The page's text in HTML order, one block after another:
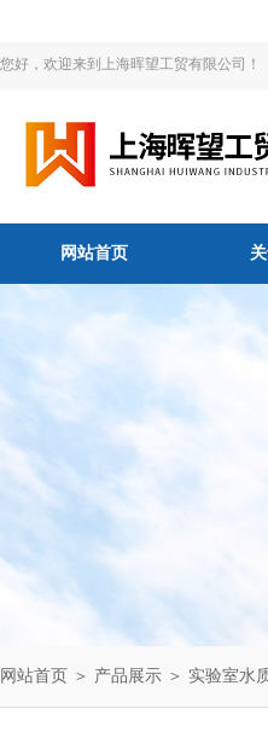
您好，欢迎来到上海晖望工贸有限公司！
网站首页
网站首页 ＞ 产品展示 ＞ 实验室水